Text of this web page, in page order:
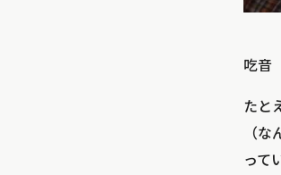
吃音
たと
（
って